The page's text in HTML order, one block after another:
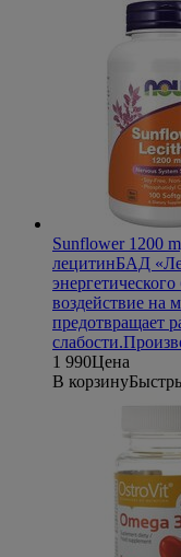
Sunflower 1200
лецитинБАД
воздействие на
предотвращает
слабости.
1 990Цена
В корзину